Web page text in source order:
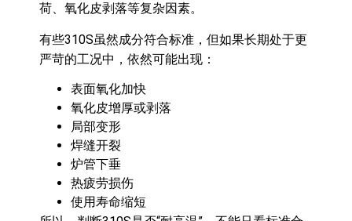
荷、氧化皮剥落等复杂因素。
有些310S虽然成分符合标准，但如果长期处于更
严苛的工况中，依然可能出现：
表面氧化加快
氧化皮增厚或剥落
局部变形
焊缝开裂
炉管下垂
热疲劳损伤
使用寿命缩短